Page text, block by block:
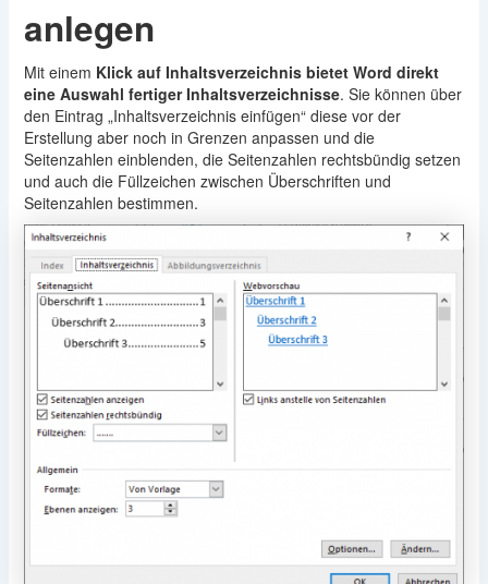
anlegen
Mit einem Klick auf Inhaltsverzeichnis bietet Word direkt
eine Auswahl fertiger Inhaltsverzeichnisse. Sie können über
den Eintrag „Inhaltsverzeichnis einfügen“ diese vor der
Erstellung aber noch in Grenzen anpassen und die
Seitenzahlen einblenden, die Seitenzahlen rechtsbündig setzen
und auch die Füllzeichen zwischen Überschriften und
Seitenzahlen bestimmen.